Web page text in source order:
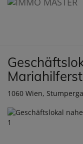
1060 Wien,